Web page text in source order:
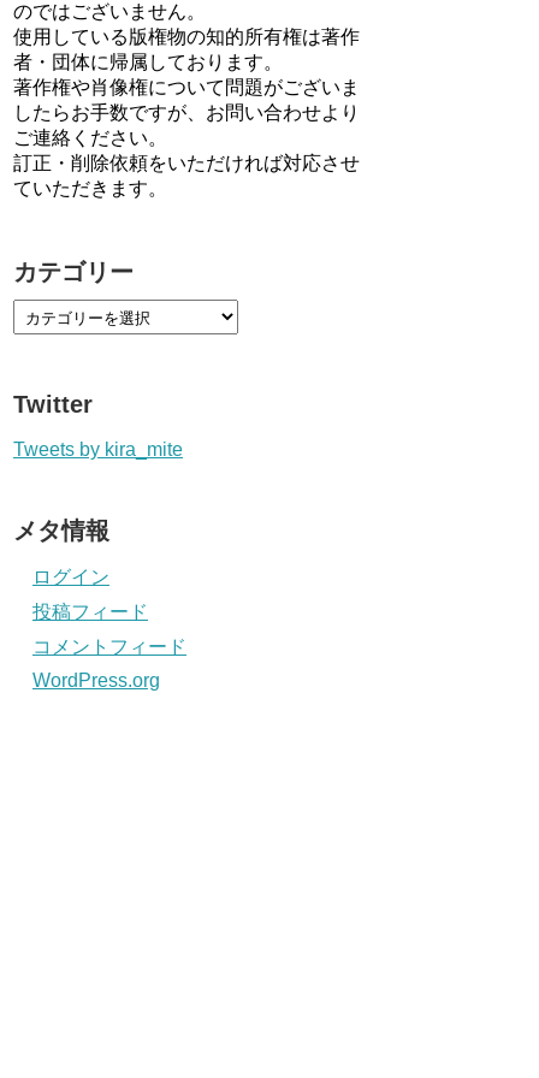
のではございません。
使用している版権物の知的所有権は著作
者・団体に帰属しております。
著作権や肖像権について問題がございま
したらお手数ですが、お問い合わせより
ご連絡ください。
訂正・削除依頼をいただければ対応させ
ていただきます。
カテゴリー
Twitter
Tweets by kira_mite
メタ情報
ログイン
投稿フィード
コメントフィード
WordPress.org